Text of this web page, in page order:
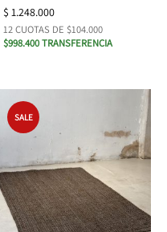
$ 1.248.000
12 CUOTAS DE $104.000
$998.400 TRANSFERENCIA
SALE